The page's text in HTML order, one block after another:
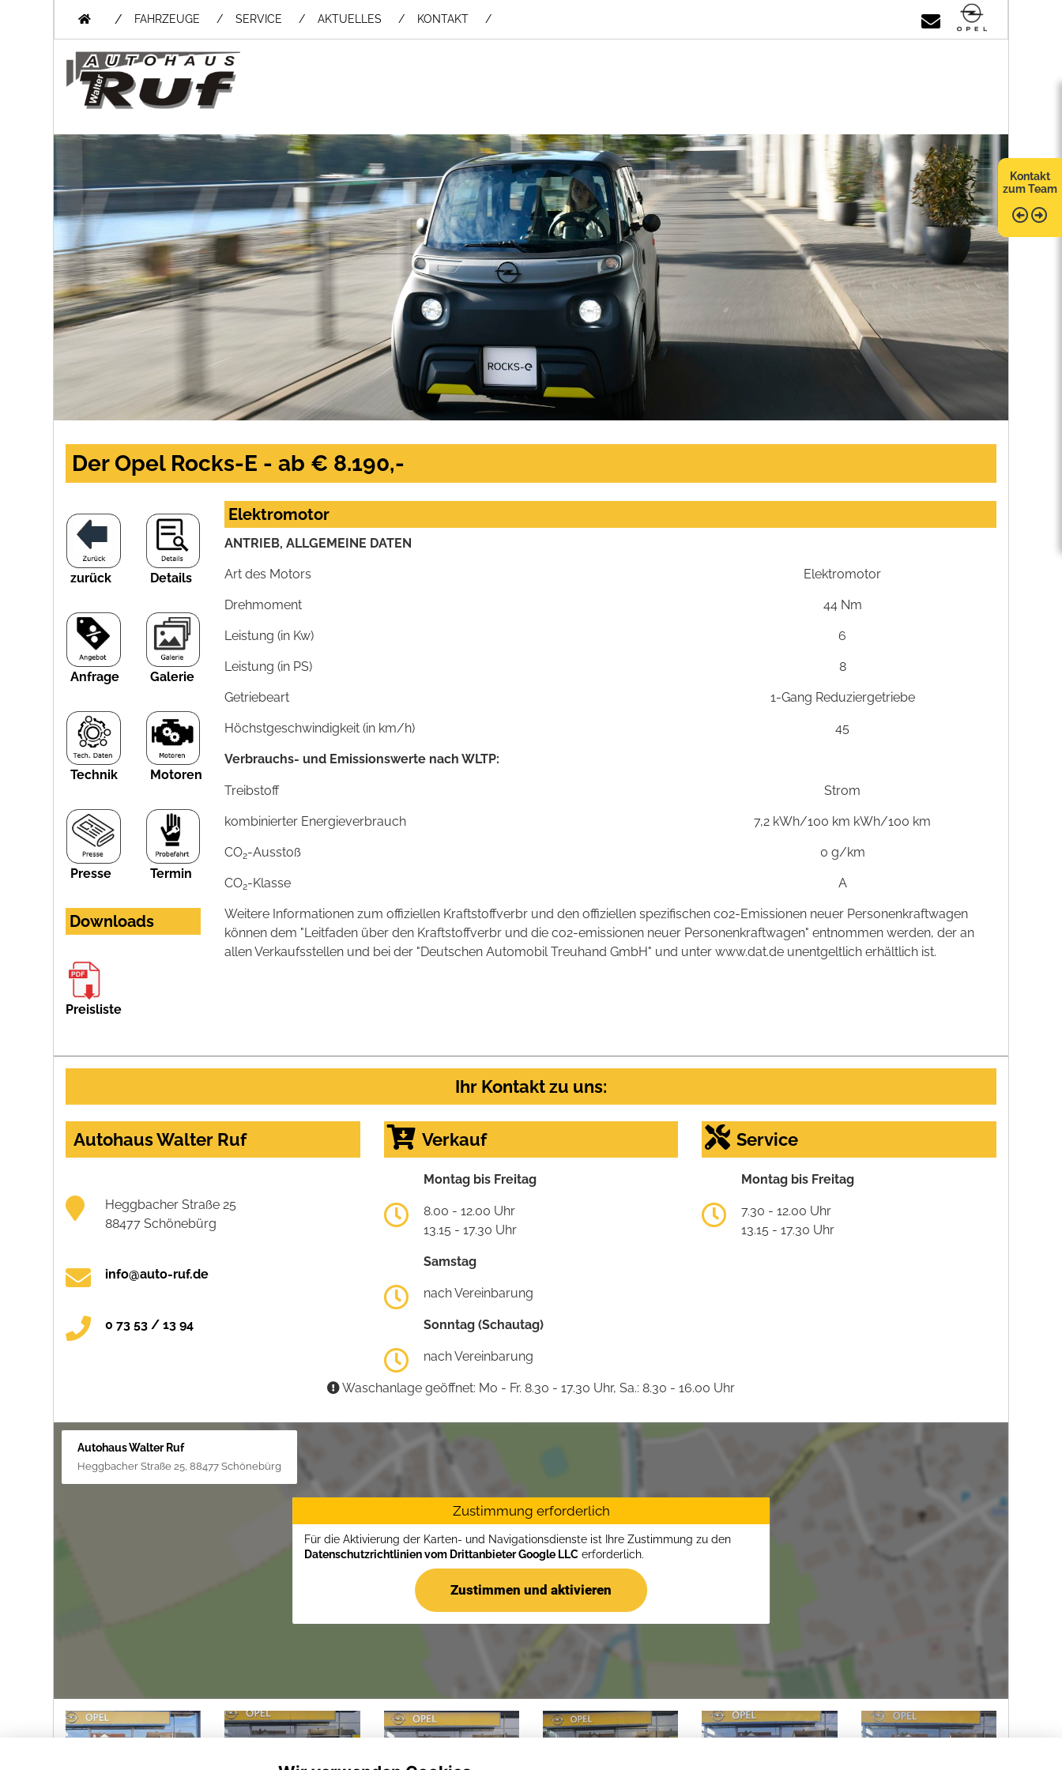
/ FAHRZEUGE SERVICE AKTUELLES KONTAKT
Kontakt
zum Team
Der Opel Rocks-E - ab € 8.190,-
zurück Details
Anfrage Galerie
Technik Motoren
Presse Termin
Downloads
Preisliste
Elektromotor
ANTRIEB, ALLGEMEINE DATEN
Art des Motors Elektromotor
Drehmoment 44 Nm
Leistung (in Kw) 6
Leistung (in PS) 8
Getriebeart 1-Gang Reduziergetriebe
Höchstgeschwindigkeit (in km/h) 45
Verbrauchs- und Emissionswerte nach WLTP:
Treibstoff Strom
kombinierter Energieverbrauch 7,2 kWh/100 km kWh/100 km
CO2-Ausstoß 0 g/km
CO2-Klasse A
Weitere Informationen zum offiziellen Kraftstoffverbr und den offiziellen spezifischen co2-Emissionen neuer Personenkraftwagen
können dem "Leitfaden über den Kraftstoffverbr und die co2-emissionen neuer Personenkraftwagen" entnommen werden, der an
allen Verkaufsstellen und bei der "Deutschen Automobil Treuhand GmbH" und unter www.dat.de unentgeltlich erhältlich ist.
Ihr Kontakt zu uns:
Autohaus Walter Ruf
Heggbacher Straße 25
88477 Schönebürg
info@auto-ruf.de
0 73 53 / 13 94
Verkauf
Montag bis Freitag
8.00 - 12.00 Uhr
13.15 - 17.30 Uhr
Samstag
nach Vereinbarung
Sonntag (Schautag)
nach Vereinbarung
Service
Montag bis Freitag
7.30 - 12.00 Uhr
13.15 - 17.30 Uhr
Waschanlage geöffnet: Mo - Fr. 8.30 - 17.30 Uhr, Sa.: 8.30 - 16.00 Uhr
Autohaus Walter Ruf
Heggbacher Straße 25, 88477 Schönebürg
Zustimmung erforderlich
Für die Aktivierung der Karten- und Navigationsdienste ist Ihre Zustimmung zu den
Datenschutzrichtlinien vom Drittanbieter Google LLC erforderlich.
Zustimmen und aktivieren